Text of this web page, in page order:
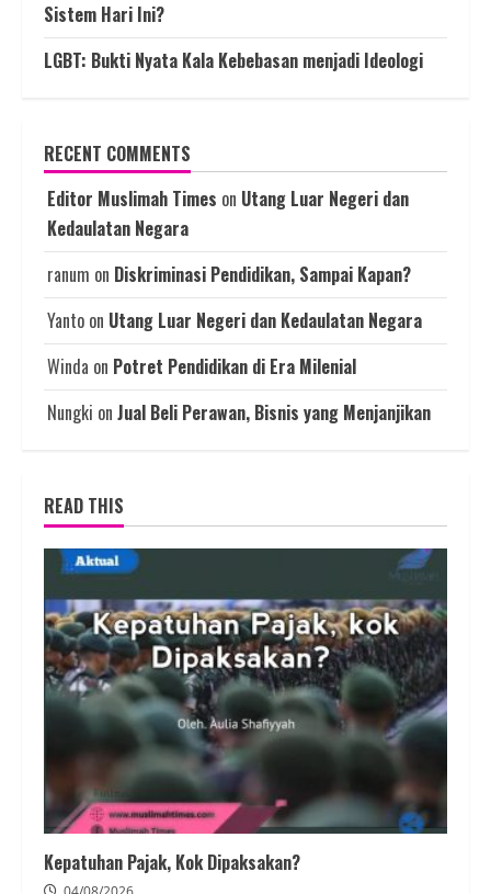
Sistem Hari Ini?
LGBT: Bukti Nyata Kala Kebebasan menjadi Ideologi
RECENT COMMENTS
Editor Muslimah Times on Utang Luar Negeri dan
Kedaulatan Negara
ranum on Diskriminasi Pendidikan, Sampai Kapan?
Yanto on Utang Luar Negeri dan Kedaulatan Negara
Winda on Potret Pendidikan di Era Milenial
Nungki on Jual Beli Perawan, Bisnis yang Menjanjikan
READ THIS
Kepatuhan Pajak, Kok Dipaksakan?